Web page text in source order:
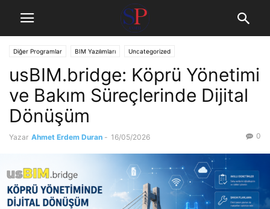
Diğer Programlar BIM Yazılımları Uncategorized
usBIM.bridge: Köprü Yönetimi
ve Bakım Süreçlerinde Dijital
Dönüşüm
Yazar Ahmet Erdem Duran - 16/05/2026 0